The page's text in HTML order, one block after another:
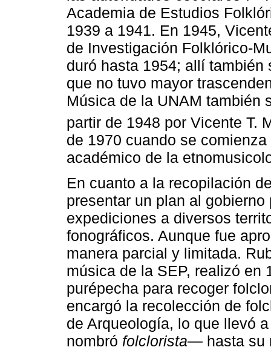
Academia de Estudios
1939 a 1941. En 1945,
de Investigación Folklórico-
duró hasta 1954; allí
que no tuvo mayor
Música de la UNAM también
partir de 1948 por Vicente T.
de 1970 cuando se
académico de la
En cuanto a la recopilación
presentar un plan al
expediciones a diversos
fonográficos. Aunque fue
manera parcial y limitada.
música de la SEP, realizó en
purépecha para recoger
encargó la recolección de
de Arqueología, lo que llevó
nombró folclorista― hasta su